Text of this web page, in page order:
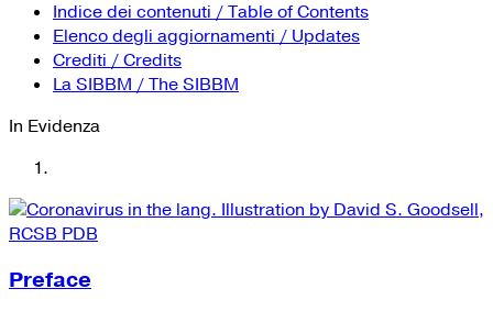
Tutti i siti Zanichelli per la scuola
Collezioni Università
Facebook
Twitter
Instagram
Instagram scuola
Mail
Indice dei contenuti / Table of Contents
Elenco degli aggiornamenti / Updates
Crediti / Credits
La SIBBM / The SIBBM
In Evidenza
Preface